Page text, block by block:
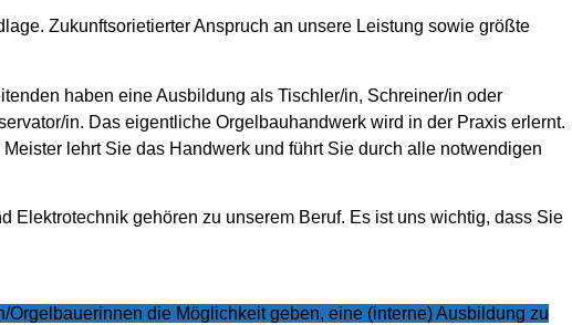
Zukunftsorietierter Anspruch an unsere Leistung sowie größte
haben eine Ausbildung als Tischler/in, Schreiner/in oder
in. Das eigentliche Orgelbauhandwerk wird in der Praxis erlernt.
lehrt Sie das Handwerk und führt Sie durch alle notwendigen
Elektrotechnik gehören zu unserem Beruf. Es ist uns wichtig, dass Sie
die Möglichkeit geben, eine (interne) Ausbildung zu